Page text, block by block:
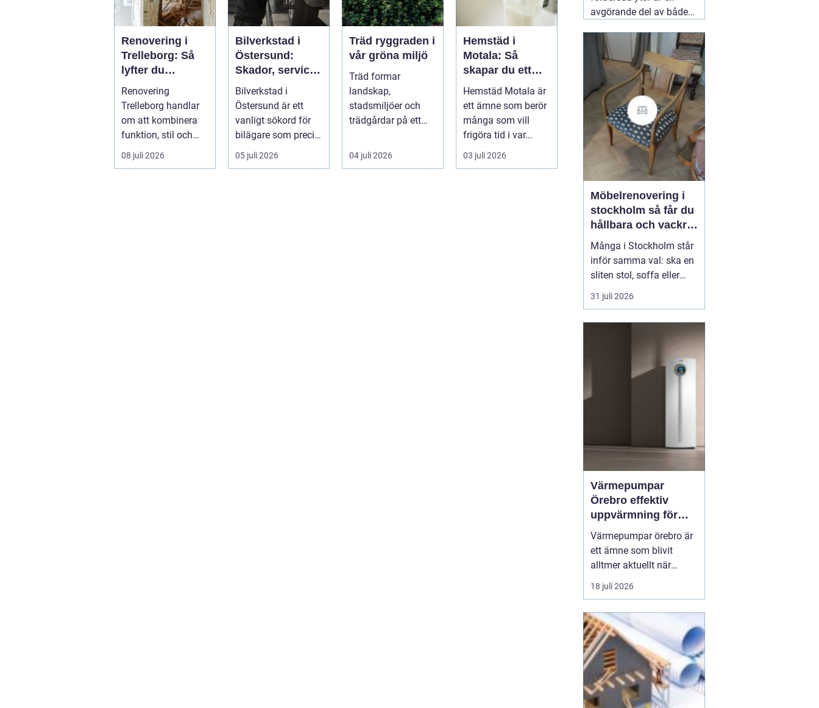
Renovering i
Trelleborg: Så
lyfter du
hemmet på ett
smart sätt
Renovering
Trelleborg handlar
om att kombinera
funktion, stil och
långsiktig ekonomi i
samma p...
08 juli 2026
Bilverkstad i
Östersund:
Skador, service
och smarta val
för din bil
Bilverkstad i
Östersund är ett
vanligt sökord för
bilägare som precis
f&ari...
05 juli 2026
Träd ryggraden i
vår gröna miljö
Träd formar
landskap,
stadsmiljöer och
trädgårdar på ett
växter klarar. De ger
sku...
04 juli 2026
Hemstäd i
Motala: Så
skapar du ett
rent hem utan
stress
Hemstäd Motala är
ett ämne som berör
många som vill
frigöra tid i var...
03 juli 2026
avgörande del av både
renovering. Färg, rost,
smuts och gamla
beläggningar gör att
material åldras snabbare
och försämrar
slutresultatet vid
målning eller annan
behandling. Här31 juli
Möbelrenovering i
stockholm så får du
hållbara och vackra
möbler
Många i Stockholm står
inför samma val: ska en
sliten stol, soffa eller
fåtölj slängas, säljas
billigt eller renoveras?
möbelrenovering istället
för nyköp. Resultatet blir
ofta både mer personligt,
31 juli 2026
Värmepumpar
Örebro effektiv
uppvärmning för
hus och fastigheter
Värmepumpar örebro är
ett ämne som blivit
alltmer aktuellt när
energipriser stiger och
fler vill sänka sina
samtidigt som
klimatpåverkan minskar.
Många villaägare och
fastighetsägare i
regionen tittar på hur de
kan byta från direktver...
18 juli 2026